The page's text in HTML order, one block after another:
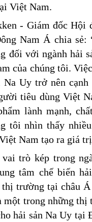
Việt Nam.
- Giám đốc Hội
Nam Á chia sẻ:
đối với ngành hải
của chúng tôi.
Na Uy trở nên
tiêu dùng Việt
lành mạnh,
tôi nhìn thấy
Nam tạo ra giá
trò kép trong
tâm chế biến
thị trường tại châu
một trong những thị
hải sản Na Uy tại